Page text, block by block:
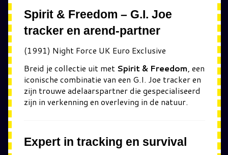
Spirit & Freedom – G.I. Joe
tracker en arend-partner
(1991) Night Force UK Euro Exclusive
Breid je collectie uit met Spirit & Freedom , een
iconische combinatie van een G.I. Joe tracker en
zijn trouwe adelaarspartner die gespecialiseerd
zijn in verkenning en overleving in de natuur.
Expert in tracking en survival